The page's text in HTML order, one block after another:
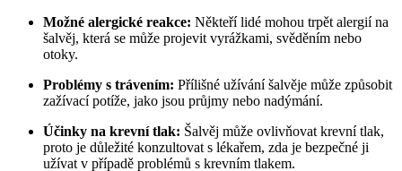
Možné alergické reakce: Někteří lidé mohou trpět alergií na
šalvěj, která se může projevit vyrážkami, svěděním nebo
otoky.
Problémy s trávením: Přílišné užívání šalvěje může způsobit
zažívací potíže, jako jsou průjmy nebo nadýmání.
Účinky na krevní tlak: Šalvěj může ovlivňovat krevní tlak,
proto je důležité konzultovat s lékařem, zda je bezpečné ji
užívat v případě problémů s krevním tlakem.